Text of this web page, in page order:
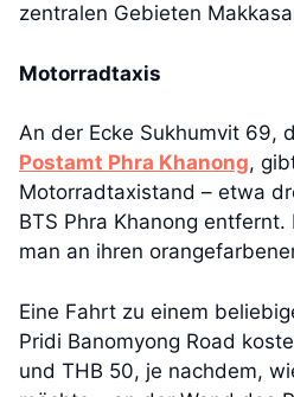
zentralen Gebieten
Motorradtaxis
An der Ecke Sukhumvit 69,
Postamt Phra Khanong,
Motorradtaxistand – etwa
BTS Phra Khanong
man an ihren
Eine Fahrt zu einem
Pridi Banomyong Road
und THB 50, je nachdem,